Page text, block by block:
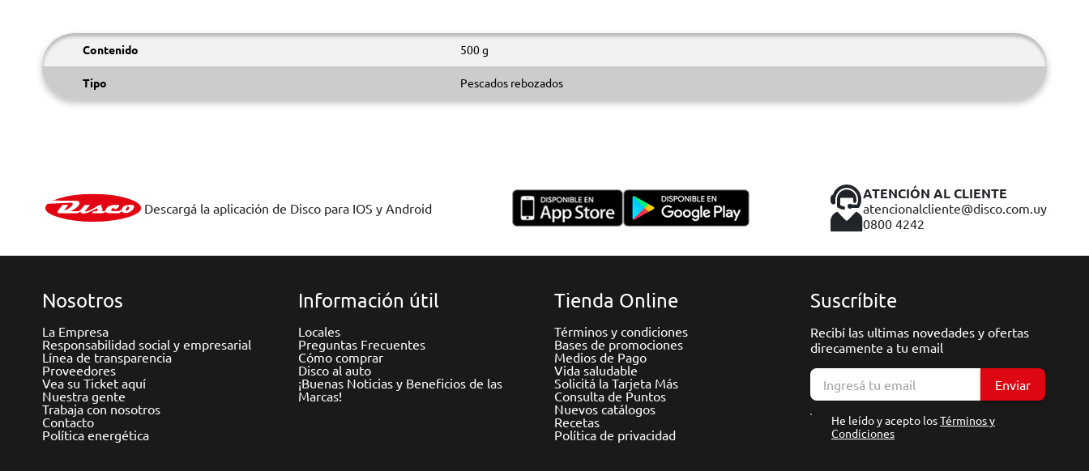
Contenido 500 g
Tipo Pescados rebozados
Descargá la aplicación de Disco para IOS y Android
ATENCIÓN AL CLIENTE
atencionalcliente@disco.com.uy
0800 4242
Nosotros
La Empresa
Responsabilidad social y empresarial
Línea de transparencia
Proveedores
Vea su Ticket aquí
Nuestra gente
Trabaja con nosotros
Contacto
Política energética
Información útil
Locales
Preguntas Frecuentes
Cómo comprar
Disco al auto
¡Buenas Noticias y Beneficios de las
Marcas!
Tienda Online
Términos y condiciones
Bases de promociones
Medios de Pago
Vida saludable
Solicitá la Tarjeta Más
Consulta de Puntos
Nuevos catálogos
Recetas
Política de privacidad
Suscríbite
Recibí las ultimas novedades y ofertas
direcamente a tu email
Enviar
He leído y acepto losTérminos y
Condiciones